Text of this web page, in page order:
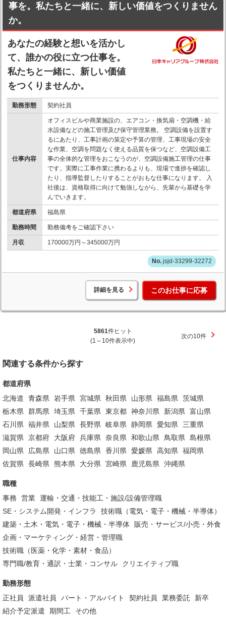
事を。私たちと一緒に、新しい価値をつくりません
か。
あなたの経験と想いを活かし
て、誰かの役に立つ仕事を。
私たちと一緒に、新しい価値
をつくりませんか。
勤務形態 契約社員
仕事内容
オフィスビルや商業施設の、エアコン・換気扇・空調機・給
水設備などの施工管理及び保守管理業務。 空調設備を設置す
るにあたり、工事計画の策定や予算の管理、工事現場の安全
な作業、空調を問題なく使える品質を保つなど、空調設備工
事の全体的な管理をおこなうのが、空調設備施工管理の仕事
です。実際に工事作業に携わるよりも、現場で進捗を確認し
たり、指導監督したりすることがおもな仕事になります。 入
社後は、資格取得に向けて勉強しながら、先輩から基礎を学
んでいきます。
都道府県 福島県
勤務時間 勤務備考をご確認下さい
月収 170000万円～345000万円
jsjd-33299-32272
詳細を見る このお仕事に応募
5861件ヒット
(1～10件表示中)
次の10件
関連する条件から探す
都道府県
北海道
青森県 岩手県 宮城県 秋田県 山形県 福島県
茨城県
栃木県
群馬県 埼玉県 千葉県 東京都 神奈川県 新潟県
富山県
石川県
福井県 山梨県 長野県 岐阜県 静岡県 愛知県
三重県
滋賀県
京都府 大阪府 兵庫県 奈良県 和歌山県 鳥取県
島根県
岡山県
広島県 山口県 徳島県 香川県 愛媛県 高知県
福岡県
佐賀県
長崎県 熊本県 大分県 宮崎県 鹿児島県 沖縄県
職種
事務
営業 運輸・交通・技能工・施設/設備管理職
SE・システム開発・インフラ
技術職（電気・電子・機械・半導体）
建築・土木・電気・電子・機械・半導体
販売・サービス/小売・外食
企画・マーケティング・経営・管理職
技術職（医薬・化学・素材・食品）
専門職/教育・通訳・士業・コンサル
クリエイティブ職
勤務形態
正社員
派遣社員 パート・アルバイト 契約社員 業務委託
新卒
紹介予定派遣
期間工 その他